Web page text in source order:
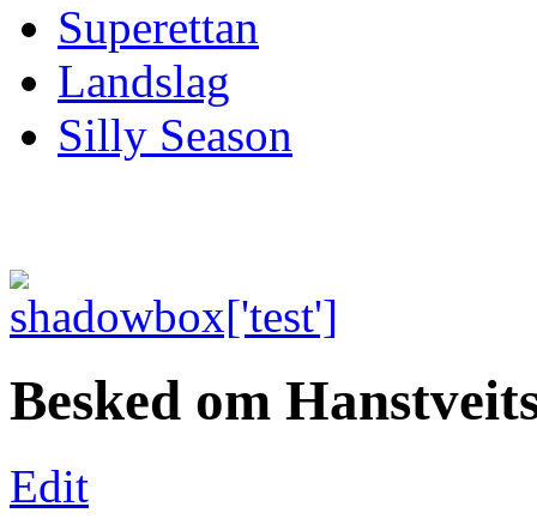
Superettan
Landslag
Silly Season
Besked om
Edit